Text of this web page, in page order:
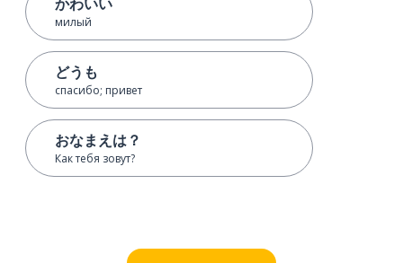
милый
どうも
спасибо; привет
おなまえは？
Как тебя зовут?